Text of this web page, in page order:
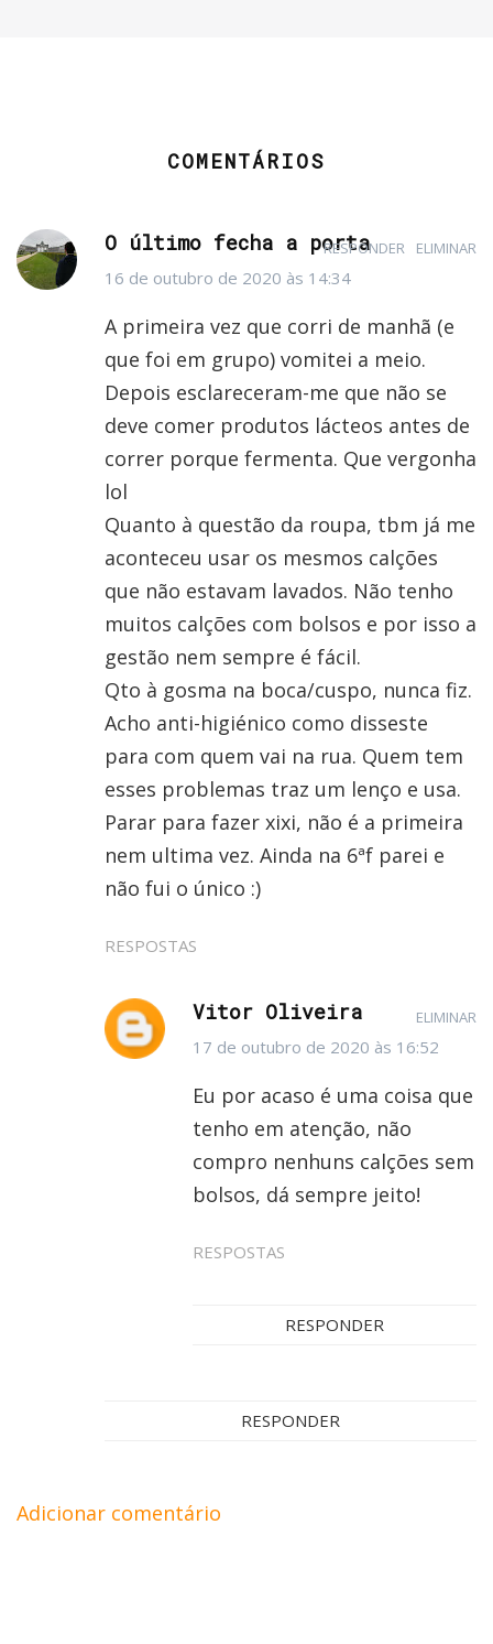
COMENTÁRIOS
O último fecha a porta
16 de outubro de 2020 às 14:34
A primeira vez que corri de manhã (e
que foi em grupo) vomitei a meio.
Depois esclareceram-me que não se
deve comer produtos lácteos antes de
correr porque fermenta. Que vergonha
lol
Quanto à questão da roupa, tbm já me
aconteceu usar os mesmos calções
que não estavam lavados. Não tenho
muitos calções com bolsos e por isso a
gestão nem sempre é fácil.
Qto à gosma na boca/cuspo, nunca fiz.
Acho anti-higiénico como disseste
para com quem vai na rua. Quem tem
esses problemas traz um lenço e usa.
Parar para fazer xixi, não é a primeira
nem ultima vez. Ainda na 6ªf parei e
não fui o único :)
RESPONDER ELIMINAR
RESPOSTAS
Vitor Oliveira
17 de outubro de 2020 às 16:52
Eu por acaso é uma coisa que
tenho em atenção, não
compro nenhuns calções sem
bolsos, dá sempre jeito!
ELIMINAR
RESPOSTAS
RESPONDER
RESPONDER
Adicionar comentário